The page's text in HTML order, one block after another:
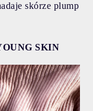
skórze plump
SKIN